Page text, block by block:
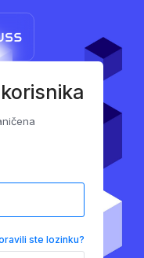
ste lozinku?